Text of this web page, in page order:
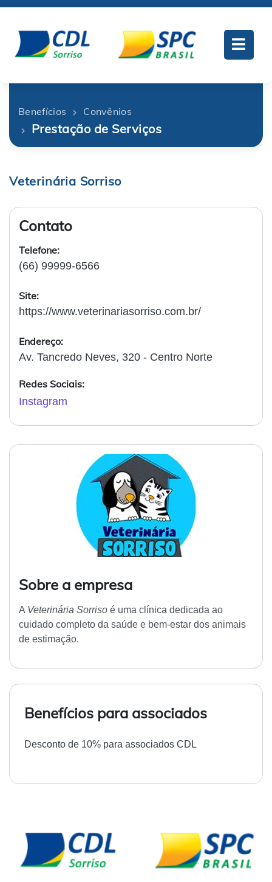
Benefícios Convênios
Prestação de Serviços
Veterinária Sorriso
Contato
Telefone:
(66) 99999-6566
Site:
https://www.veterinariasorriso.com.br/
Endereço:
Av. Tancredo Neves, 320 - Centro Norte
Redes Sociais:
Instagram
Sobre a empresa
A Veterinária Sorriso é uma clínica dedicada ao
cuidado completo da saúde e bem-estar dos animais
de estimação.
Benefícios para associados
Desconto de 10% para associados CDL